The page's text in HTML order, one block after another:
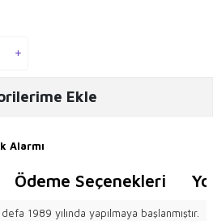
Ekle
Alarmı
Ödeme Seçenekleri
1989 yılında yapılmaya başlanmıştır.